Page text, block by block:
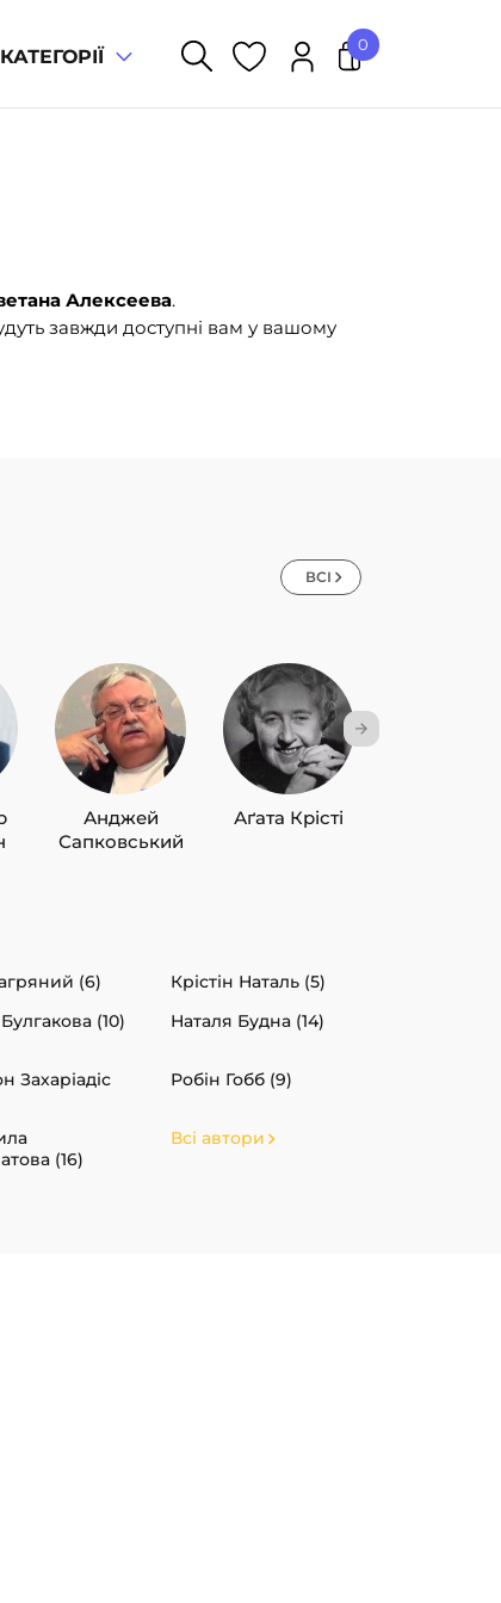
КАТЕГОРІЇ
0
У кошику немає товарів.
Алексеева.
завжди доступні вам у вашому
ВСІ
Анджей
Сапковський
Аґата Крісті
(6)
Крістін Наталь (5)
(10) Наталя Будна (14)
Захаріадіс
Робін Гобб (9)
(16)
Всі автори